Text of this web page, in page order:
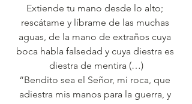
Extiende tu mano desde lo alto;
rescátame y líbrame de las muchas
aguas, de la mano de extraños cuya
boca habla falsedad y cuya diestra es
diestra de mentira (…)
“Bendito sea el Señor, mi roca, que
adiestra mis manos para la guerra, y